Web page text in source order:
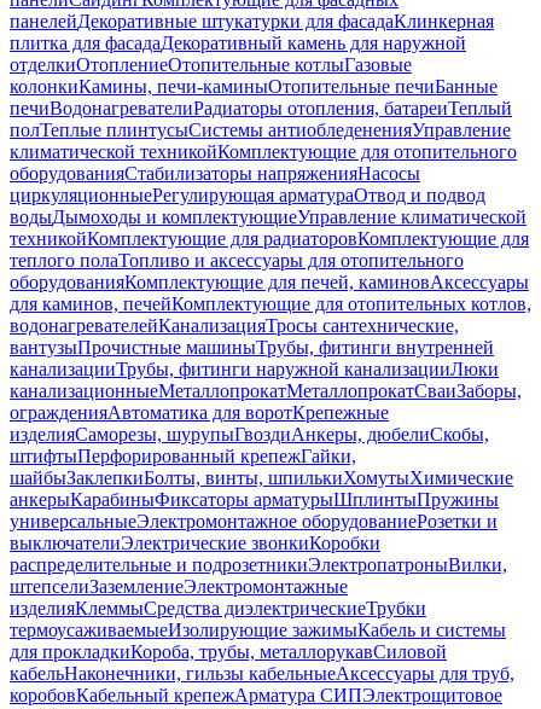
панелейДекоративные штукатурки для фасадаКлинкерная
плитка для фасадаДекоративный камень для наружной
отделкиОтоплениеОтопительные котлыГазовые
колонкиКамины, печи-каминыОтопительные печиБанные
печиВодонагревателиРадиаторы отопления, батареиТеплый
полТеплые плинтусыСистемы антиобледененияУправление
климатической техникойКомплектующие для отопительного
оборудованияСтабилизаторы напряженияНасосы
циркуляционныеРегулирующая арматураОтвод и подвод
водыДымоходы и комплектующиеУправление климатической
техникойКомплектующие для радиаторовКомплектующие для
теплого полаТопливо и аксессуары для отопительного
оборудованияКомплектующие для печей, каминовАксессуары
для каминов, печейКомплектующие для отопительных котлов,
водонагревателейКанализацияТросы сантехнические,
вантузыПрочистные машиныТрубы, фитинги внутренней
канализацииТрубы, фитинги наружной канализацииЛюки
канализационныеМеталлопрокатМеталлопрокатСваиЗаборы,
огражденияАвтоматика для воротКрепежные
изделияСаморезы, шурупыГвоздиАнкеры, дюбелиСкобы,
штифтыПерфорированный крепежГайки,
шайбыЗаклепкиБолты, винты, шпилькиХомутыХимические
анкерыКарабиныФиксаторы арматурыШплинтыПружины
универсальныеЭлектромонтажное оборудованиеРозетки и
выключателиЭлектрические звонкиКоробки
распределительные и подрозетникиЭлектропатроныВилки,
штепселиЗаземлениеЭлектромонтажные
изделияКлеммыСредства диэлектрическиеТрубки
термоусаживаемыеИзолирующие зажимыКабель и системы
для прокладкиКороба, трубы, металлорукавСиловой
кабельНаконечники, гильзы кабельныеАксессуары для труб,
коробовКабельный крепежАрматура СИПЭлектрощитовое